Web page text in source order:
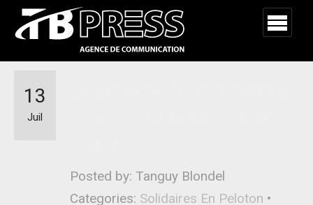
Posted by: Tanguy Blondel
Categories: Solidaires En Peloton •
13
Juil